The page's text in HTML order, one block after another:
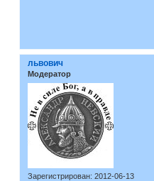
львович
Модератор
Зарегистрирован: 2012-06-13